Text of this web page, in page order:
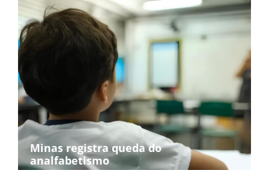
Minas registra queda do
analfabetismo